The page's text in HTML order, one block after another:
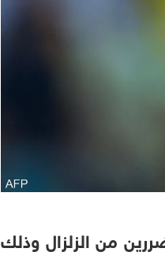
من الزلزال وذلك